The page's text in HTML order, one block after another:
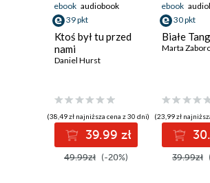
ebook audiobook
39 pkt
Ktoś był tu przed
nami
Daniel Hurst
(38,49 zł najniższa cena z 30 dni)
39.99 zł
49.99zł (-20%)
ebook
30 pkt
Białe
Marta
(23,99 zł
39.99zł